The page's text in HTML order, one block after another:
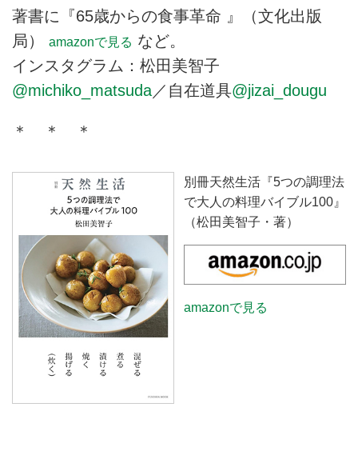
著書に『65歳からの食事革命 』（文化出版
局）
amazonで見る など。
インスタグラム：松田美智子
@michiko_matsuda／自在道具@jizai_dougu
＊ ＊ ＊
別冊天然生活『5つの調理法
で大人の料理バイブル100』
（松田美智子・著）
amazonで見る